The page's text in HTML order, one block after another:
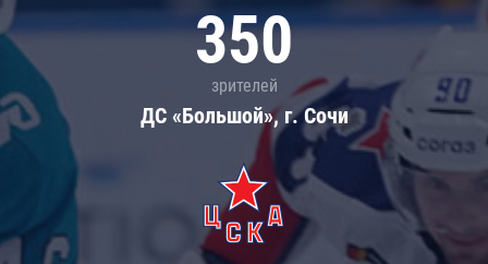
350
зрителей
ДС «Большой», г. Сочи